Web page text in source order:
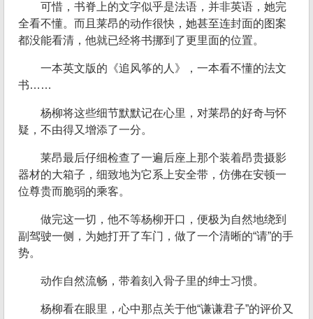
可惜，书脊上的文字似乎是法语，并非英语，她完
全看不懂。而且莱昂的动作很快，她甚至连封面的图案
都没能看清，他就已经将书挪到了更里面的位置。
一本英文版的《追风筝的人》，一本看不懂的法文
书……
杨柳将这些细节默默记在心里，对莱昂的好奇与怀
疑，不由得又增添了一分。
莱昂最后仔细检查了一遍后座上那个装着昂贵摄影
器材的大箱子，细致地为它系上安全带，仿佛在安顿一
位尊贵而脆弱的乘客。
做完这一切，他不等杨柳开口，便极为自然地绕到
副驾驶一侧，为她打开了车门，做了一个清晰的“请”的手
势。
动作自然流畅，带着刻入骨子里的绅士习惯。
杨柳看在眼里，心中那点关于他“谦谦君子”的评价又